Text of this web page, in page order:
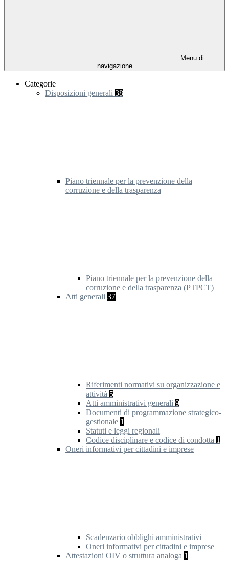
Menu di
navigazione
Categorie
Disposizioni generali 38
Piano triennale per la prevenzione della
corruzione e della trasparenza
Piano triennale per la prevenzione della
corruzione e della trasparenza (PTPCT)
Atti generali 37
Riferimenti normativi su organizzazione e
attività 5
Atti amministrativi generali 9
Documenti di programmazione strategico-
gestionale 1
Statuti e leggi regionali
Codice disciplinare e codice di condotta 1
Oneri informativi per cittadini e imprese
Scadenzario obblighi amministrativi
Oneri informativi per cittadini e imprese
Attestazioni OIV o struttura analoga 1